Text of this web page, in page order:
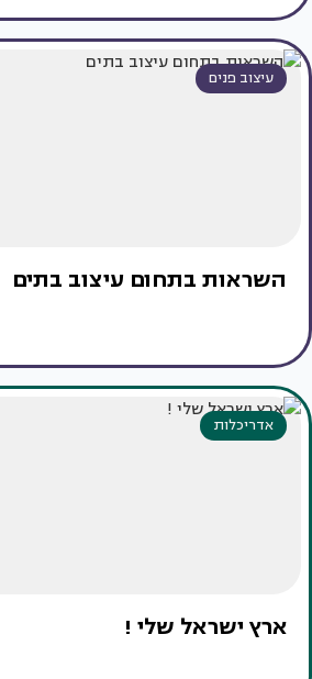
עיצוב פנים
השראות בתחום עיצוב בתים
אדריכלות
ארץ ישראל שלי !